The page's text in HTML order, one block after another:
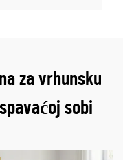
za vrhunsku
sobi